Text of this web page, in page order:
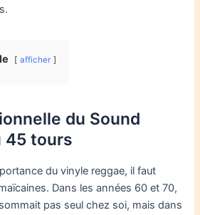
afficher
du Sound
45 tours
du vinyle reggae, il faut
Dans les années 60 et 70,
pas seul chez soi, mais dans